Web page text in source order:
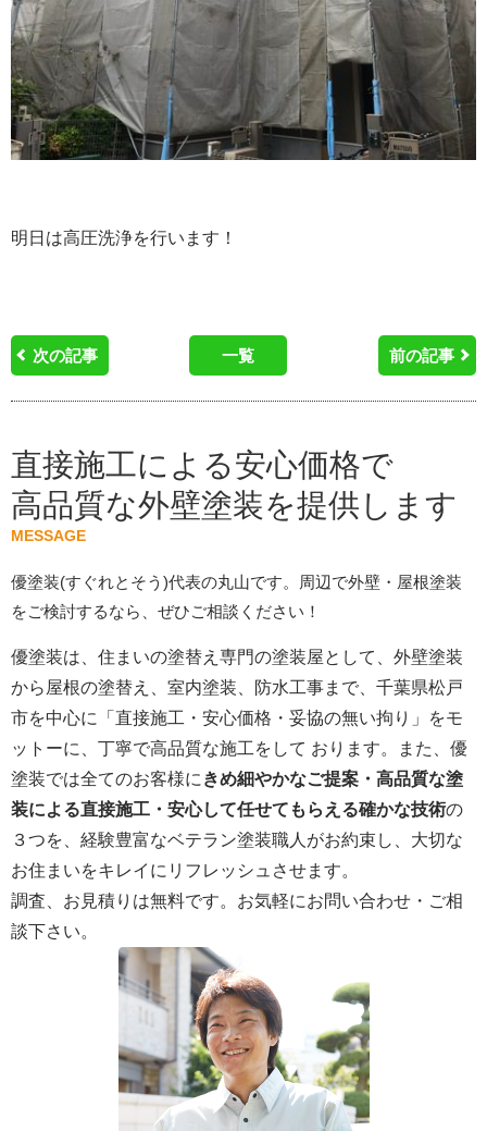
明日は高圧洗浄を行います！
次の記事 一覧 前の記事
直接施工による安心価格で
高品質な外壁塗装を提供します
MESSAGE
優塗装(すぐれとそう)代表の丸山です。周辺で外壁・屋根塗装
をご検討するなら、ぜひご相談ください！
優塗装は、住まいの塗替え専門の塗装屋として、外壁塗装
から屋根の塗替え、室内塗装、防水工事まで、千葉県松戸
市を中心に「直接施工・安心価格・妥協の無い拘り」をモ
ットーに、丁寧で高品質な施工をして おります。また、優
塗装では全てのお客様に きめ細やかなご提案・高品質な塗
装による直接施工・安心して任せてもらえる確かな技術の
３つを、経験豊富なベテラン塗装職人がお約束し、大切な
お住まいをキレイにリフレッシュさせます。
調査、お見積りは無料です。お気軽にお問い合わせ・ご相
談下さい。